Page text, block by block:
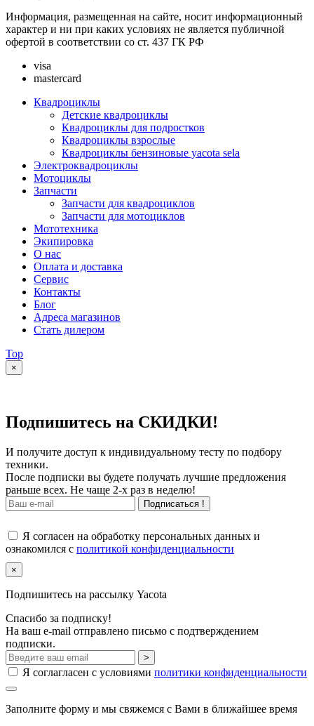
Информация, размещенная на сайте, носит информационный
характер и ни при каких условиях не является публичной
офертой в соответствии со ст. 437 ГК РФ
visa
mastercard
Квадроциклы
Детские квадроциклы
Квадроциклы для подростков
Квадроциклы взрослые
Квадроциклы бензиновые yacota sela
Электроквадроциклы
Мотоциклы
Запчасти
Запчасти для квадроциклов
Запчасти для мотоциклов
Мототехника
Экипировка
О нас
Оплата и доставка
Сервис
Контакты
Блог
Адреса магазинов
Стать дилером
Top
×
Подпишитесь на СКИДКИ!
И получите доступ к индивидуальному тесту по подбору
техники.
После подписки вы будете получать лучшие предложения
раньше всех. Не чаще 2-х раз в неделю!
Подписаться !
Я согласен на обработку персональных данных и
ознакомился с политикой конфиденциальности
×
Подпишитесь на рассылку Yacota
Спасибо за подписку!
На ваш e-mail отправлено письмо с подтверждением
подписки.
>
Я соглагласен с условиями политики конфиденциальности
Заполните форму и мы свяжемся с Вами в ближайшее время